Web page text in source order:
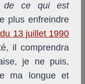
de ce qui est
plus enfreindre
13 juillet 1990
il comprendra
je ne puis,
ma longue et